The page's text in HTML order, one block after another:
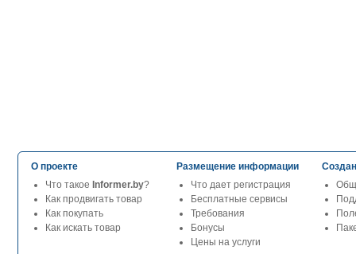
О проекте
Что такое Informer.by?
Как продвигать товар
Как покупать
Как искать товар
Размещение информации
Что дает регистрация
Бесплатные сервисы
Требования
Бонусы
Цены на услуги